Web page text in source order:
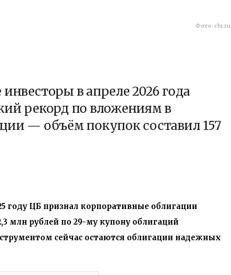
Фото: cbr.ru
в апреле 2026 года
рекорд по вложениям в
— объём покупок составил 157
ЦБ признал корпоративные облигации
млн рублей по 29-му купону облигаций
сейчас остаются облигации надежных